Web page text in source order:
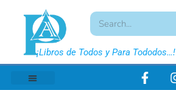
¡Libros de Todos y Para Tododos…!